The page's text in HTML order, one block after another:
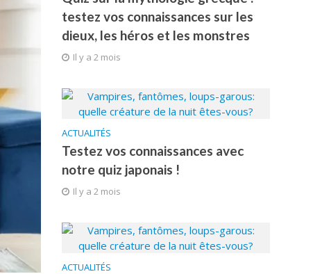
testez vos connaissances sur les
dieux, les héros et les monstres
Il y a 2 mois
ACTUALITÉS
Testez vos connaissances avec
notre quiz japonais !
Il y a 2 mois
ACTUALITÉS